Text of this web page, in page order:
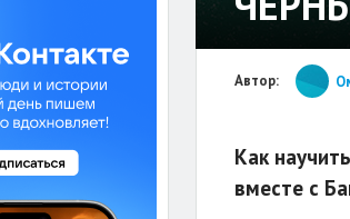
Автор:
Как
вместе с